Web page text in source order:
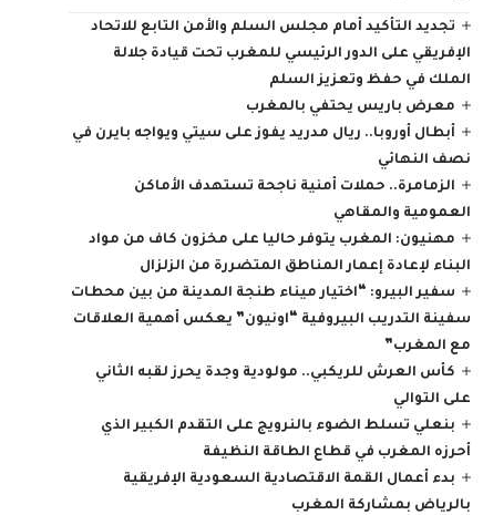
تجديد التأكيد أمام مجلس السلم والأمن التابع للاتحاد
الإفريقي على الدور الرئيسي للمغرب تحت قيادة جلالة
الملك في حفظ وتعزيز السلم
معرض باريس يحتفي بالمغرب
أبطال أوروبا.. ريال مدريد يفوز على سيتي ويواجه بايرن في
نصف النهائي
الزمامرة.. حملات أمنية ناجحة تستهدف الأماكن
العمومية والمقاهي
مهنيون: المغرب يتوفر حاليا على مخزون كاف من مواد
البناء لإعادة إعمار المناطق المتضررة من الزلزال
سفير البيرو: “اختيار ميناء طنجة المدينة من بين محطات
سفينة التدريب البيروفية “اونيون” يعكس أهمية العلاقات
مع المغرب”
كأس العرش للريكبي.. مولودية وجدة يحرز لقبه الثاني
على التوالي
بنعلي تسلط الضوء بالنرويج على التقدم الكبير الذي
أحرزه المغرب في قطاع الطاقة النظيفة
بدء أعمال القمة الاقتصادية السعودية الإفريقية
بالرياض بمشاركة المغرب